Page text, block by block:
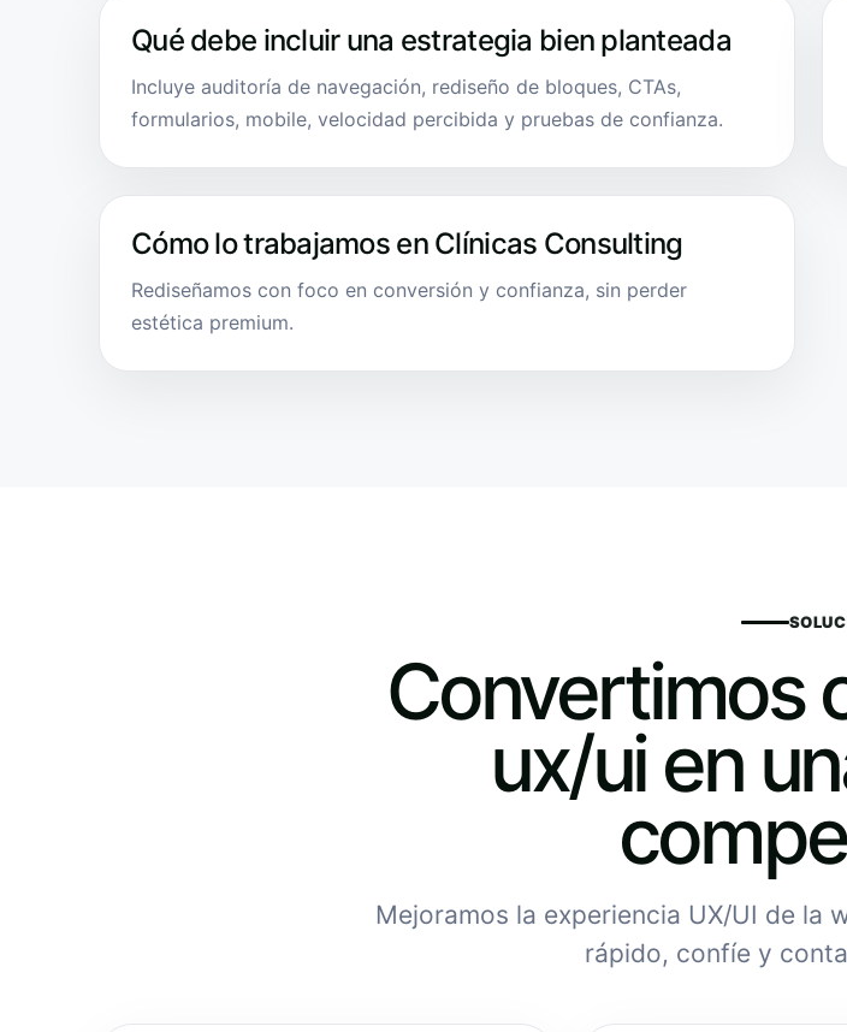
Qué debe incluir una estrategia bien planteada
Incluye auditoría de navegación, rediseño de bloques, CTAs,
formularios, mobile, velocidad percibida y pruebas de confianza.
Cómo lo trabajamos en Clínicas Consulting
Rediseñamos con foco en conversión y confianza, sin perder
estética premium.
Convertimos
ux/ui en
Mejoramos la experiencia UX/UI de la
rápido, confíe y